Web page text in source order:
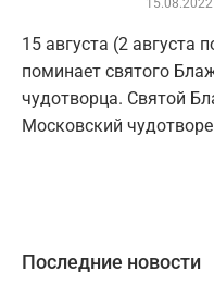
15.08.2022
15 августа (2 августа
поминает святого
чудотворца. Святой
Московский
Последние новости